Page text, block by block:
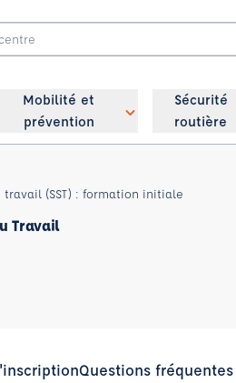
Mobilité et
prévention
Sécurité
routière
(SST) : formation initiale
Travail
Questions fréquentes